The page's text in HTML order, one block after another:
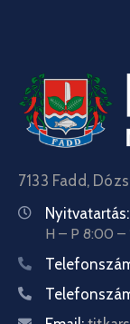
7133 Fadd,
Nyitvatartás:
H – P 8:00 –